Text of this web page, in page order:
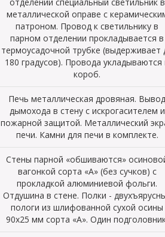
металлической оправе с
патроном. Провод к светильнику в
парном отделении прокладывается в
термоусадочной трубке (выдерживает
180 градусов). Провода укладываются
короб.
Печь металлическая дровяная. Вывод
дымохода в стену с искрогасителем и
пожарной защитой. Металлический
печи. Камни для печи в комплекте.
Стены парной «обшиваются»
вагонкой сорта «А» (без сучков) с
прокладкой алюминиевой фольги.
Отдушина в стене. Полки -
пологи из шлифованной сухой осины
90х25 мм сорта «А». Один